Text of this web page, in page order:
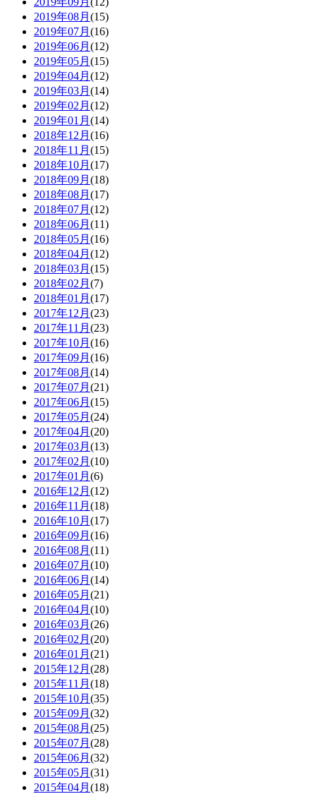
2019年08月 (15)
2019年07月 (16)
2019年06月 (12)
2019年05月 (15)
2019年04月 (12)
2019年03月 (14)
2019年02月 (12)
2019年01月 (14)
2018年12月 (16)
2018年11月 (15)
2018年10月 (17)
2018年09月 (18)
2018年08月 (17)
2018年07月 (12)
2018年06月 (11)
2018年05月 (16)
2018年04月 (12)
2018年03月 (15)
2018年02月 (7)
2018年01月 (17)
2017年12月 (23)
2017年11月 (23)
2017年10月 (16)
2017年09月 (16)
2017年08月 (14)
2017年07月 (21)
2017年06月 (15)
2017年05月 (24)
2017年04月 (20)
2017年03月 (13)
2017年02月 (10)
2017年01月 (6)
2016年12月 (12)
2016年11月 (18)
2016年10月 (17)
2016年09月 (16)
2016年08月 (11)
2016年07月 (10)
2016年06月 (14)
2016年05月 (21)
2016年04月 (10)
2016年03月 (26)
2016年02月 (20)
2016年01月 (21)
2015年12月 (28)
2015年11月 (18)
2015年10月 (35)
2015年09月 (32)
2015年08月 (25)
2015年07月 (28)
2015年06月 (32)
2015年05月 (31)
2015年04月 (18)